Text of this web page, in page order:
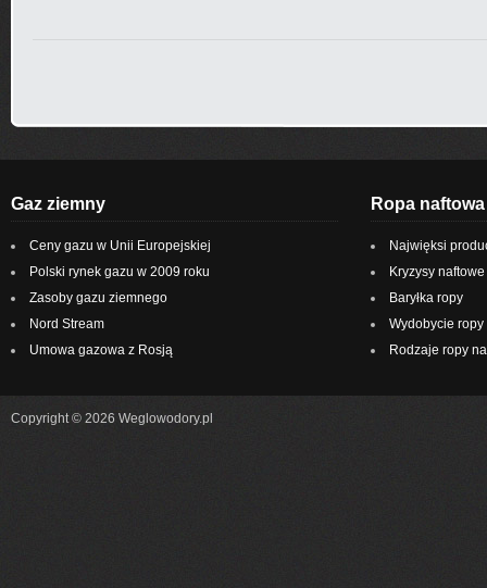
Gaz ziemny
Ceny gazu w Unii Europejskiej
Polski rynek gazu w 2009 roku
Zasoby gazu ziemnego
Nord Stream
Umowa gazowa z Rosją
Ropa naftowa
Najwięksi
Kryzysy naftowe
Baryłka ropy
Wydobycie
Rodzaje ropy
Copyright © 2026 Weglowodory.pl